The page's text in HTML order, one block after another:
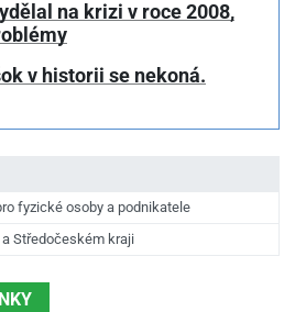
fyzické osoby a podnikatele
a Středočeském kraji
na krizi v roce 2008,
v historii se nekoná.